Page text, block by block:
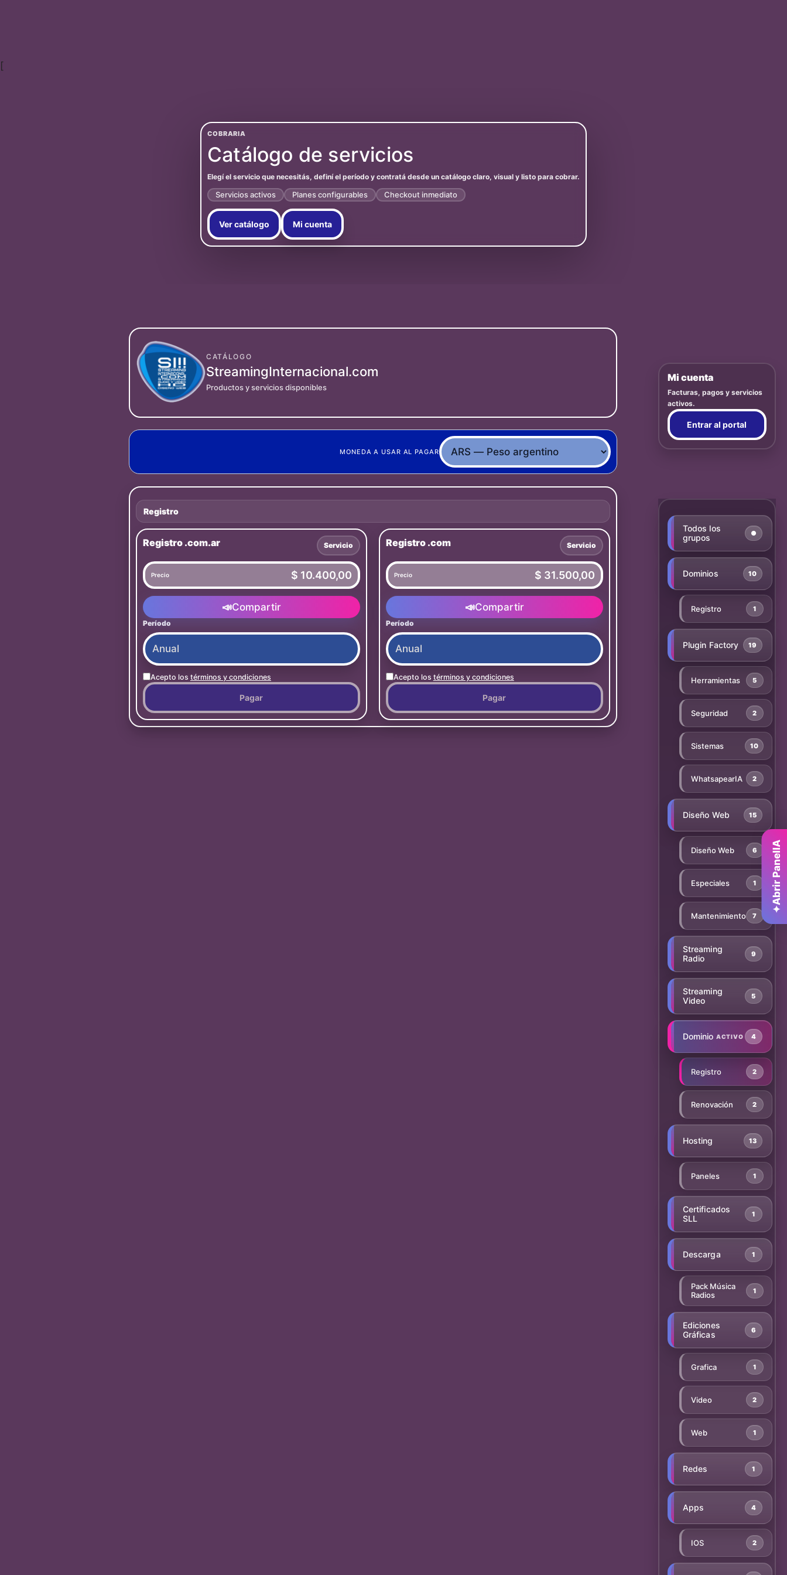
[
COBRARIA
Catálogo de servicios
Elegí el servicio que necesitás, definí el período y contratá desde un catálogo claro, visual y listo para cobrar.
Servicios activos Planes configurables Checkout inmediato
Ver catálogo Mi cuenta
CATÁLOGO
StreamingInternacional.com
Productos y servicios disponibles
MONEDA A USAR AL PAGAR
Registro
Registro .com.ar Servicio
Precio $ 10.400,00
📣Compartir
Período
Acepto los términos y condiciones
Pagar
Registro .com Servicio
Precio $ 31.500,00
📣Compartir
Período
Acepto los términos y condiciones
Pagar
Mi cuenta
Facturas, pagos y servicios
activos.
Entrar al portal
Todos los
grupos
●
Dominios 10
Registro 1
Plugin Factory 19
Herramientas 5
Seguridad 2
Sistemas 10
WhatsapearIA 2
Diseño Web 15
Diseño Web 6
Especiales 1
Mantenimiento 7
Streaming
Radio
9
Streaming
Video
5
Dominio 4
Registro 2
Renovación 2
Hosting 13
Paneles 1
Certificados
SLL
1
Descarga 1
Pack Música
Radios
1
Ediciones
Gráficas
6
Grafica 1
Video 2
Web 1
Redes 1
Apps 4
IOS 2
✦
Abrir PanelIA